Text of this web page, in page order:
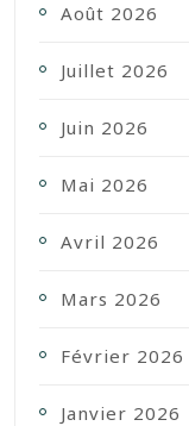
Août 2026
Juillet 2026
Juin 2026
Mai 2026
Avril 2026
Mars 2026
Février 2026
Janvier 2026